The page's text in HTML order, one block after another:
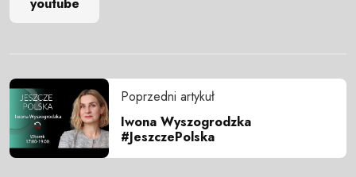
youtube
Poprzedni artykuł
Iwona Wyszogrodzka
#JeszczePolska